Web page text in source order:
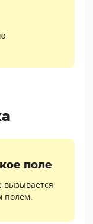
поле
вызывается
полем.